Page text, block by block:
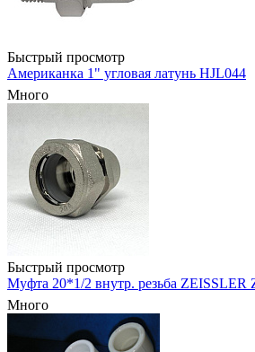
Быстрый просмотр
Американка 1" угловая латунь HJL044
Много
Быстрый просмотр
Муфта 20*1/2 внутр. резьба ZEISSLER
Много